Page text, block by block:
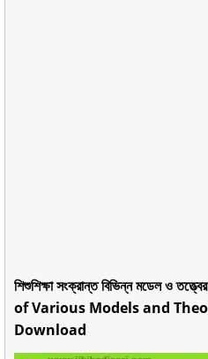
শিশুশিক্ষা সংক্রান্ত বিভিন্ন মডেল ও
of Various Models and
Download